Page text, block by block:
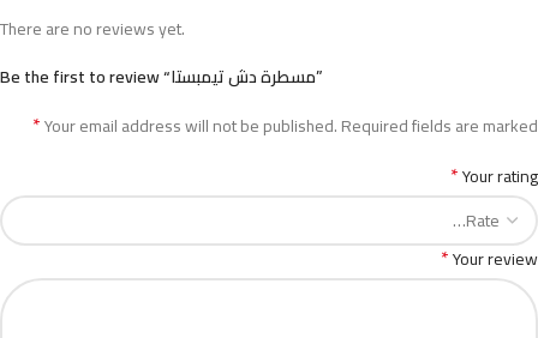
There are no reviews yet.
Be the first to review “مسطرة دش تيمبستا”
Your email address will not be published.Required fields are marked
*
Your rating
*
Your review
*